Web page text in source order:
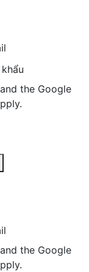
the Google
the Google